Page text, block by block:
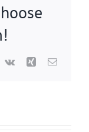
Vk Xing Email: